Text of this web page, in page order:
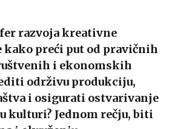
razvoja kreativne
preći put od pravičnih
i ekonomskih
održivu produkciju,
i osigurati ostvarivanje
kulturi? Jednom rečju, biti